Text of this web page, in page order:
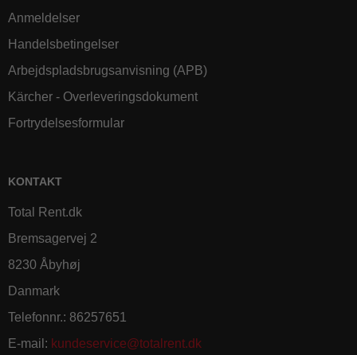
Anmeldelser
Handelsbetingelser
Arbejdspladsbrugsanvisning (APB)
Kärcher - Overleveringsdokument
Fortrydelsesformular
KONTAKT
Total Rent.dk
Bremsagervej 2
8230 Åbyhøj
Danmark
Telefonnr.: 86257651
E-mail : kundeservice@totalrent.dk